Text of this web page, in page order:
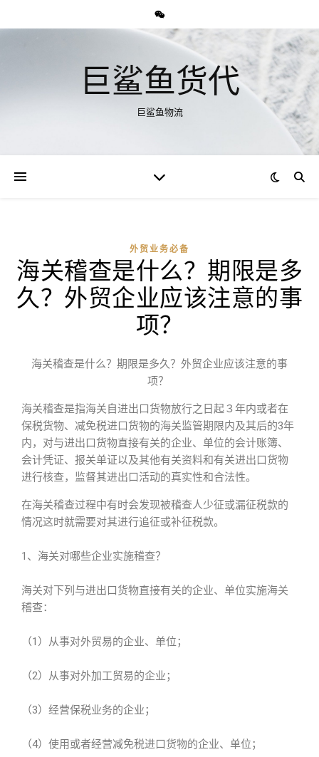
巨鲨鱼货代
巨鲨鱼物流
外贸业务必备
海关稽查是什么？期限是多
久？外贸企业应该注意的事
项？
海关稽查是什么？期限是多久？外贸企业应该注意的事
项？
海关稽查是指海关自进出口货物放行之日起３年内或者在
保税货物、减免税进口货物的海关监管期限内及其后的3年
内，对与进出口货物直接有关的企业、单位的会计账簿、
会计凭证、报关单证以及其他有关资料和有关进出口货物
进行核查，监督其进出口活动的真实性和合法性。
在海关稽查过程中有时会发现被稽查人少征或漏征税款的
情况这时就需要对其进行追征或补征税款。
1、海关对哪些企业实施稽查？
海关对下列与进出口货物直接有关的企业、单位实施海关
稽查：
（1）从事对外贸易的企业、单位；
（2）从事对外加工贸易的企业；
（3）经营保税业务的企业；
（4）使用或者经营减免税进口货物的企业、单位；